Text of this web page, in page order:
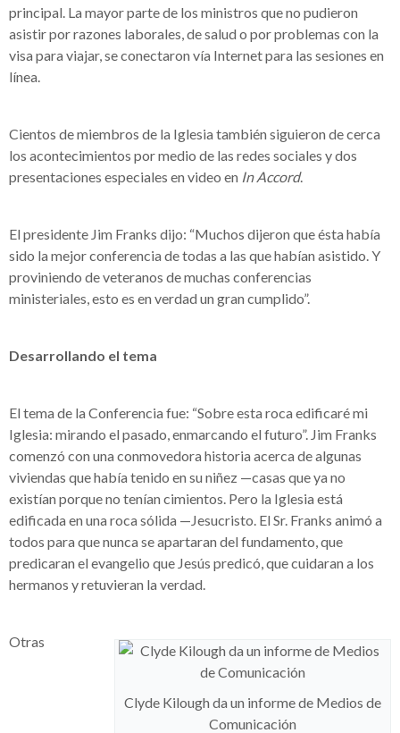
principal. La mayor parte de los ministros que no pudieron
asistir por razones laborales, de salud o por problemas con la
visa para viajar, se conectaron vía Internet para las sesiones en
línea.
Cientos de miembros de la Iglesia también siguieron de cerca
los acontecimientos por medio de las redes sociales y dos
presentaciones especiales en video en In Accord.
El presidente Jim Franks dijo: “Muchos dijeron que ésta había
sido la mejor conferencia de todas a las que habían asistido. Y
proviniendo de veteranos de muchas conferencias
ministeriales, esto es en verdad un gran cumplido”.
Desarrollando el tema
El tema de la Conferencia fue: “Sobre esta roca edificaré mi
Iglesia: mirando el pasado, enmarcando el futuro”. Jim Franks
comenzó con una conmovedora historia acerca de algunas
viviendas que había tenido en su niñez —casas que ya no
existían porque no tenían cimientos. Pero la Iglesia está
edificada en una roca sólida —Jesucristo. El Sr. Franks animó a
todos para que nunca se apartaran del fundamento, que
predicaran el evangelio que Jesús predicó, que cuidaran a los
hermanos y retuvieran la verdad.
Clyde Kilough da un informe de Medios de
Comunicación
Otras